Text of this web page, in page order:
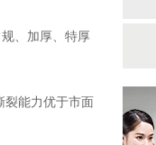
、加厚、特厚
裂能力优于市面